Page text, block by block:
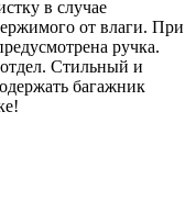
в случае
от влаги. При
ручка.
Стильный и
багажник